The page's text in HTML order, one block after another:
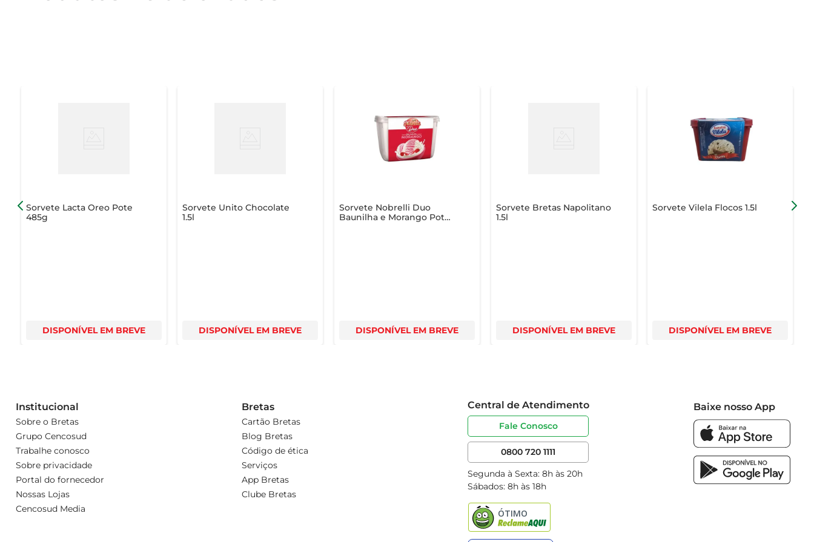
Sorvete Lacta Oreo Pote
485g
DISPONÍVEL EM BREVE
Sorvete Unito Chocolate
1.5l
DISPONÍVEL EM BREVE
Sorvete Nobrelli Duo
Baunilha e Morango Pote
DISPONÍVEL EM BREVE
Sorvete Bretas Napolitano
1.5l
DISPONÍVEL EM BREVE
Sorvete Vilela Flocos 1.5l
DISPONÍVEL EM BREVE
Institucional
Sobre o Bretas
Grupo Cencosud
Trabalhe conosco
Sobre privacidade
Portal do fornecedor
Nossas Lojas
Cencosud Media
Bretas
Cartão Bretas
Blog Bretas
Código de ética
Serviços
App Bretas
Clube Bretas
Central de Atendimento
Fale Conosco
0800 720 1111
Segunda à Sexta: 8h às 20h
Sábados: 8h às 18h
Baixe nosso App